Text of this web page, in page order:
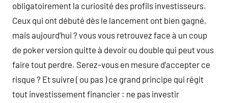
obligatoirement la curiosité des profils investisseurs.
Ceux qui ont débuté dès le lancement ont bien gagné,
mais aujourd’hui ? vous vous retrouvez face à un coup
de poker version quitte à devoir ou double qui peut vous
faire tout perdre. Serez-vous en mesure d’accepter ce
risque ? Et suivre ( ou pas ) ce grand principe qui régit
tout investissement financier : ne pas investir